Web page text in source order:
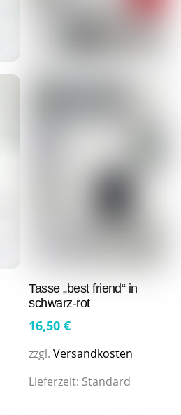
Tasse „best friend“ in
schwarz-rot
16,50€
zzgl.Versandkosten
Lieferzeit: Standard